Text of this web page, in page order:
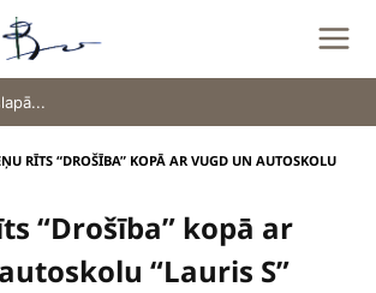
RĪTS “DROŠĪBA” KOPĀ AR VUGD UN AUTOSKOLU
“Drošība” kopā ar
“Lauris S”